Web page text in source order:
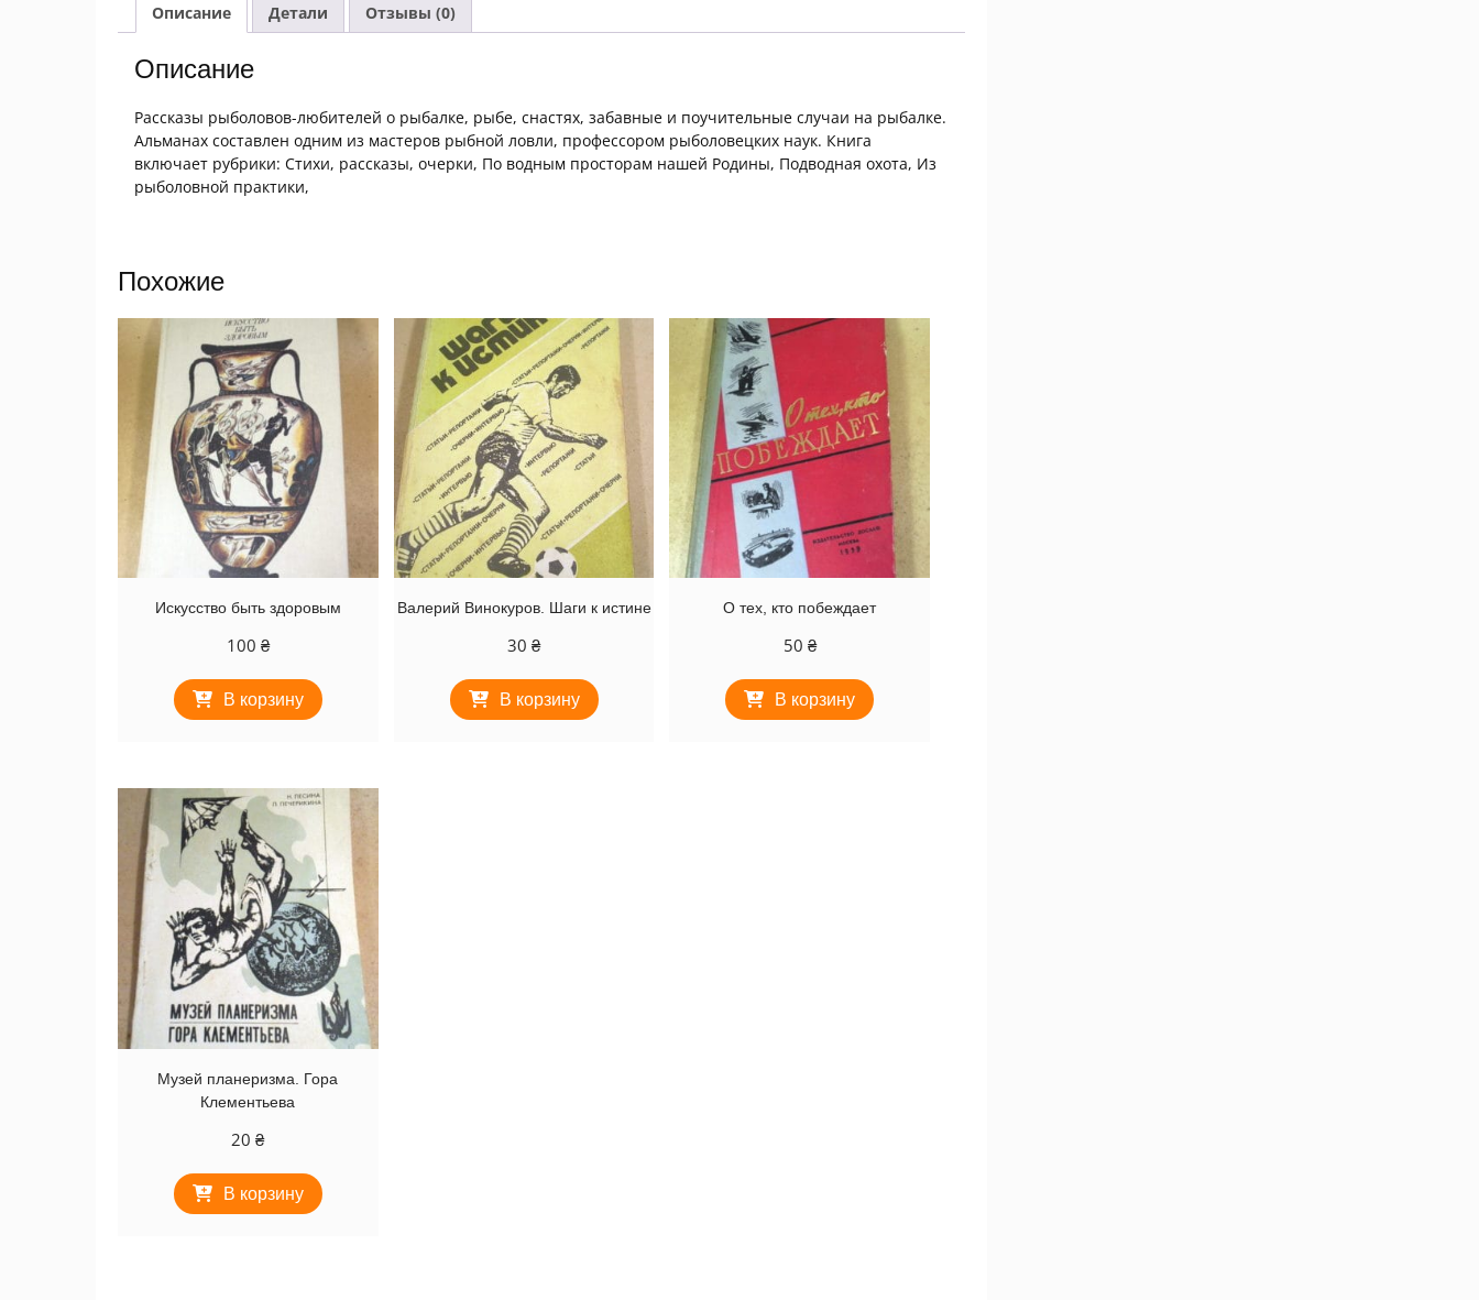
Описание Детали Отзывы (0)
Описание
Рассказы рыболовов-любителей о рыбалке, рыбе, снастях, забавные и поучительные случаи на рыбалке.
Альманах составлен одним из мастеров рыбной ловли, профессором рыболовецких наук. Книга
включает рубрики: Стихи, рассказы, очерки, По водным просторам нашей Родины, Подводная охота, Из
рыболовной практики,
Похожие
Искусство быть здоровым
100 ₴
В корзину
Валерий Винокуров. Шаги к истине
30 ₴
В корзину
О тех, кто побеждает
50 ₴
В корзину
Музей планеризма. Гора
Клементьева
20₴
В корзину